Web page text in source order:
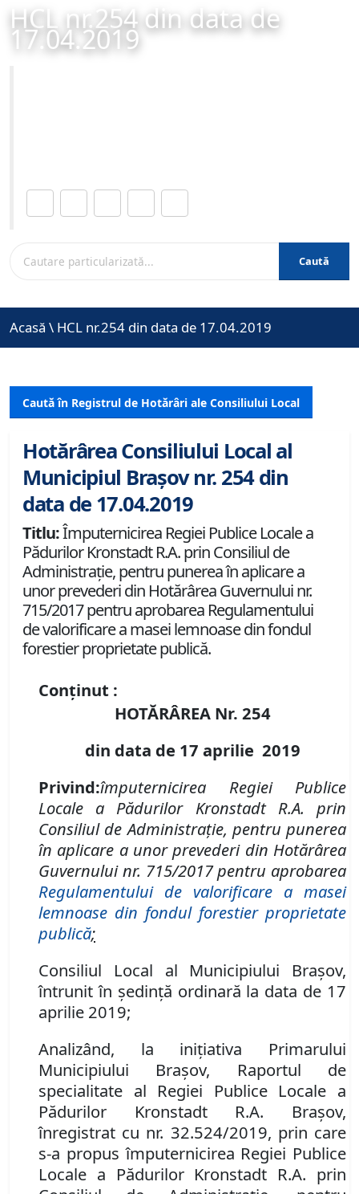
HCL nr.254 din data de
17.04.2019
Caută
Acasă \ HCL nr.254 din data de 17.04.2019
Caută în Registrul de Hotărâri ale Consiliului Local
Hotărârea Consiliului Local al
Municipiul Brașov nr. 254 din
data de 17.04.2019
Titlu:Împuternicirea Regiei Publice Locale a
Pădurilor Kronstadt R.A. prin Consiliul de
Administraţie, pentru punerea în aplicare a
unor prevederi din Hotărârea Guvernului nr.
715/2017 pentru aprobarea Regulamentului
de valorificare a masei lemnoase din fondul
forestier proprietate publică.
Conținut :
HOTĂRÂREA Nr. 254
din data de 17 aprilie 2019
Privind:împuternicirea Regiei Publice
Locale a Pădurilor Kronstadt R.A. prin
Consiliul de Administraţie, pentru punerea
în aplicare a unor prevederi din Hotărârea
Guvernului nr. 715/2017pentru aprobarea
Regulamentului de valorificare a masei
lemnoase din fondul forestier proprietate
publică;
Consiliul Local al Municipiului Braşov,
întrunit în şedinţă ordinară la data de 17
aprilie 2019;
Analizând, la iniţiativa Primarului
Municipiului Braşov, Raportul de
specialitate al Regiei Publice Locale a
Pădurilor Kronstadt R.A. Braşov,
înregistrat cu nr. 32.524/2019, prin care
s-a propus împuternicirea Regiei Publice
Locale a Pădurilor Kronstadt R.A. prin